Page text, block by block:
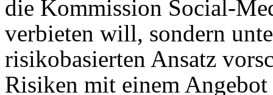
die Kommission Social-
verbieten will, sondern
risikobasierten Ansatz
Risiken mit einem